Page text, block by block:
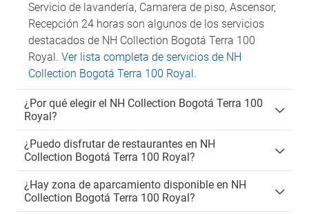
Servicio de lavandería, Camarera de piso, Ascensor,
Recepción 24 horas son algunos de los servicios
destacados de NH Collection Bogotá Terra 100
Royal. Ver lista completa de servicios de NH
Collection Bogotá Terra 100 Royal.
¿Por qué elegir el NH Collection Bogotá Terra 100
Royal?
¿Puedo disfrutar de restaurantes en NH
Collection Bogotá Terra 100 Royal?
¿Hay zona de aparcamiento disponible en NH
Collection Bogotá Terra 100 Royal?